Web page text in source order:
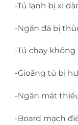
-Tủ lạnh bị xì
-Ngăn đá bị
-Tủ chạy
-Gioăng tủ bị
-Ngăn mát
-Board mạch